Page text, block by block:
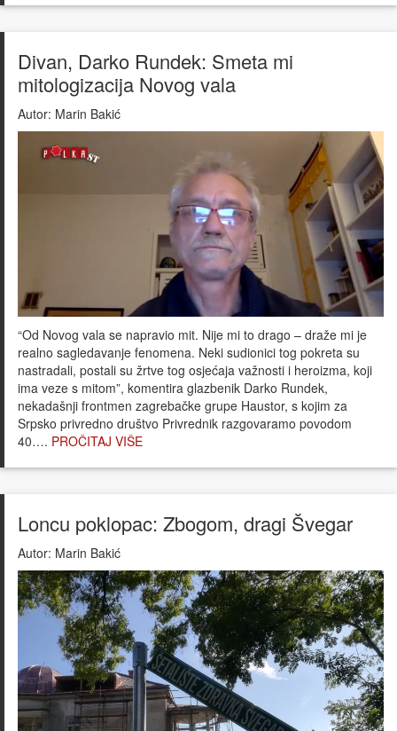
Divan, Darko Rundek: Smeta mi
mitologizacija Novog vala
Autor: Marin Bakić
“Od Novog vala se napravio mit. Nije mi to drago – draže mi je
realno sagledavanje fenomena. Neki sudionici tog pokreta su
nastradali, postali su žrtve tog osjećaja važnosti i heroizma, koji
ima veze s mitom”, komentira glazbenik Darko Rundek,
nekadašnji frontmen zagrebačke grupe Haustor, s kojim za
Srpsko privredno društvo Privrednik razgovaramo povodom
40…. PROČITAJ VIŠE
Loncu poklopac: Zbogom, dragi Švegar
Autor: Marin Bakić